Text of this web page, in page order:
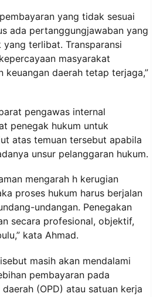
yang tidak sesuai
ada pertanggungjawaban yang
terlibat. Transparansi
masyarakat
keuangan daerah tetap terjaga,”
pengawas internal
penegak hukum untuk
atas temuan tersebut apabila
unsur pelanggaran hukum.
mengarah h kerugian
proses hukum harus berjalan
undangan. Penegakan
secara profesional, objektif,
kata Ahmad.
masih akan mendalami
pembayaran pada
(OPD) atau satuan kerja